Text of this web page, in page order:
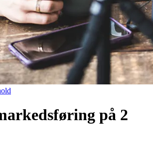
på 2